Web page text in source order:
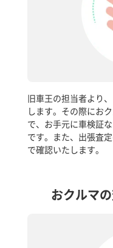
旧車王の担当者より
します。その際にお
で、お手元に車検証
です。また、出張査
で確認いたします。
おクルマ